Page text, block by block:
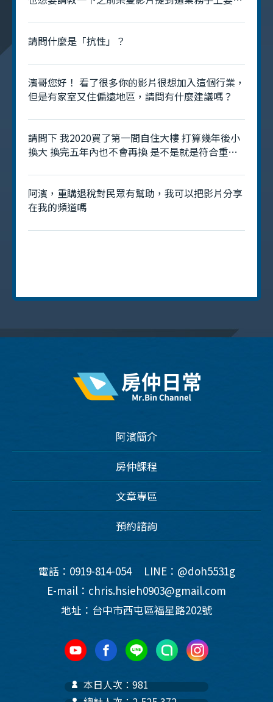
嗎？
請問什麼是「抗性」？
濱哥您好！ 看了很多你的影片很想加入這個行業，
但是有家室又住偏遠地區，請問有什麼建議嗎？
請問下 我2020買了第一間自住大樓 打算幾年後小
換大 換完五年內也不會再換 是不是就是符合重購
一稅?
阿濱，重購退稅對民眾有幫助，我可以把影片分享
在我的頻道嗎
阿濱簡介
房仲課程
文章專區
預約諮詢
電話：0919-814-054
LINE：@doh5531g
E-mail：chris.hsieh0903@gmail.com
地址：台中市西屯區福星路202號
本日人次：981